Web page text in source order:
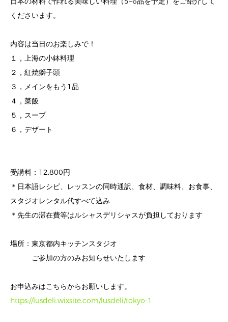
くださいます。
内容は当日のお楽しみで！
１，上海の小鉢料理
２，紅焼獅子頭
３，メインをもう1品
４，菜飯
５，スープ
６，デザート
受講料：12,800円
＊日本語レシピ、レッスンの同時通訳、食材、調味料、お食事、
スタジオレンタル代すべて込み
＊先生の滞在費等はルシャスデリシャスが負担しております
場所：東京都内キッチンスタジオ
ご参加の方のみお知らせいたします
お申込みはこちらからお願いします。
https://lusdeli.wixsite.com/lusdeli/tokyo-1